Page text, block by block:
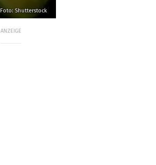
Foto: Shutterstock
ANZEIGE